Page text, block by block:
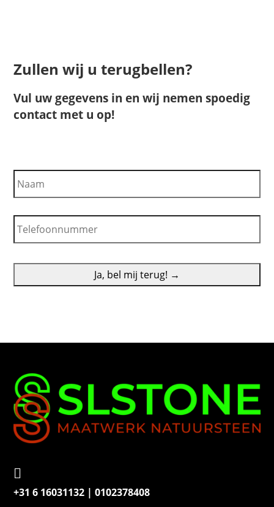
Zullen wij u terugbellen?
Vul uw gegevens in en wij nemen spoedig
contact met u op!
N
a
T
e
f
o

+31 6 16031132 | 0102378408